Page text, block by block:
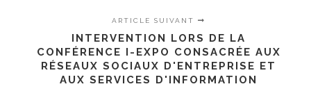
ARTICLE SUIVANT
INTERVENTION LORS DE LA
CONFÉRENCE I-EXPO CONSACRÉE AUX
RÉSEAUX SOCIAUX D'ENTREPRISE ET
AUX SERVICES D'INFORMATION